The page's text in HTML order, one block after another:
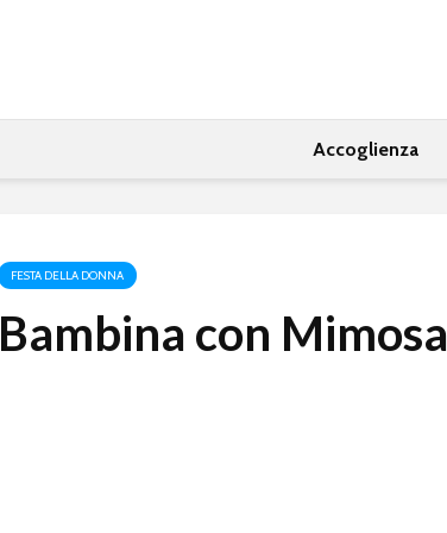
Accoglienza
FESTA DELLA DONNA
Bambina con Mimosa